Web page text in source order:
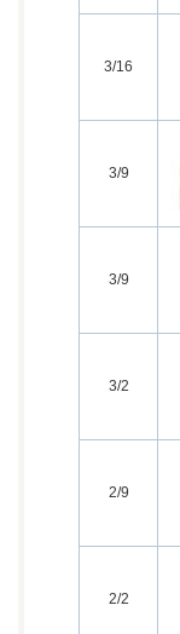
3/16
3/9
3/9
3/2
2/9
2/2